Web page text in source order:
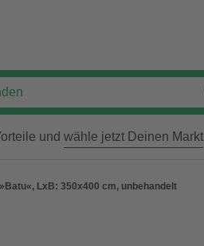
und wähle jetzt Deinen Markt
LxB: 350x400 cm, unbehandelt